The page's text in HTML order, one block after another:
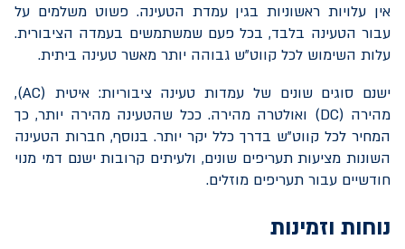
אין עלויות ראשוניות בגין עמדת הטעינה. פשוט משלמים על
עבור הטעינה בלבד, בכל פעם שמשתמשים בעמדה הציבורית.
עלות השימוש לכל קווט"ש גבוהה יותר מאשר טעינה ביתית.
ישנם סוגים שונים של עמדות טעינה ציבוריות: איטית (AC
),
מהירה (DC) ואולטרה מהירה. ככל שהטעינה מהירה יותר, כך
המחיר לכל קווט"ש בדרך כלל יקר יותר. בנוסף, חברות הטעינה
השונות מציעות תעריפים שונים, ולעיתים קרובות ישנם דמי מנוי
חודשיים עבור תעריפים מוזלים.
נוחות וזמינות